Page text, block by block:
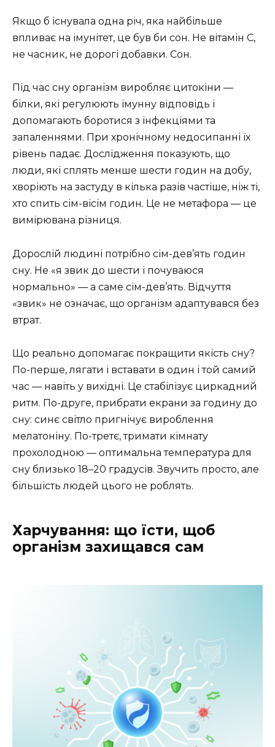
Якщо б існувала одна річ, яка найбільше
впливає на імунітет, це був би сон. Не вітамін С,
не часник, не дорогі добавки. Сон.
Під час сну організм виробляє цитокіни —
білки, які регулюють імунну відповідь і
допомагають боротися з інфекціями та
запаленнями. При хронічному недосипанні їх
рівень падає. Дослідження показують, що
люди, які сплять менше шести годин на добу,
хворіють на застуду в кілька разів частіше, ніж ті,
хто спить сім-вісім годин. Це не метафора — це
вимірювана різниця.
Дорослій людині потрібно сім-дев’ять годин
сну. Не «я звик до шести і почуваюся
нормально» — а саме сім-дев’ять. Відчуття
«звик» не означає, що організм адаптувався без
втрат.
Що реально допомагає покращити якість сну?
По-перше, лягати і вставати в один і той самий
час — навіть у вихідні. Це стабілізує циркадний
ритм. По-друге, прибрати екрани за годину до
сну: синє світло пригнічує вироблення
мелатоніну. По-третє, тримати кімнату
прохолодною — оптимальна температура для
сну близько 18–20 градусів. Звучить просто, але
більшість людей цього не роблять.
Харчування: що їсти, щоб
організм захищався сам